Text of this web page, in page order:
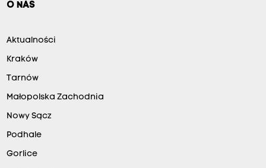
O NAS
Aktualności
Kraków
Tarnów
Małopolska Zachodnia
Nowy Sącz
Podhale
Gorlice